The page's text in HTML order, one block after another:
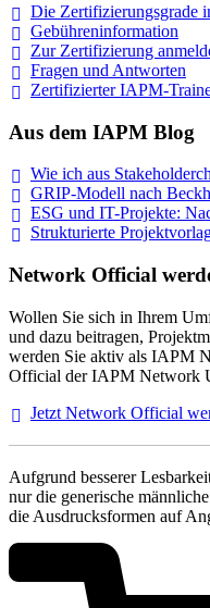
Die Zertifizierungsgrade
Gebühreninformation
Zur Zertifizierung
Fragen und Antworten
Zertifizierter IAPM-
Aus dem IAPM Blog
Wie ich aus
GRIP-Modell nach
ESG und IT-Projekte:
Strukturierte
Network Official
Wollen Sie sich in Ihrem
und dazu beitragen,
werden Sie aktiv als IAPM
Official der IAPM Network
Jetzt Network Official
Aufgrund besserer
nur die generische
die Ausdrucksformen auf